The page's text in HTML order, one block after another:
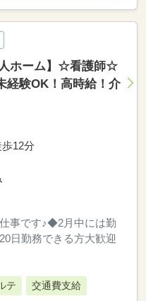
人ホーム】☆看護師☆
経験OK！高時給！介
12分
事です♪◆2月中には勤
日勤務できる方大歓迎
テ 交通費支給